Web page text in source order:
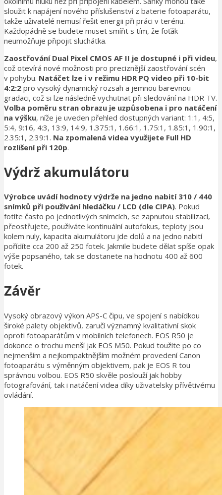
sloužit k napájení nového příslušenství z baterie fotoaparátu,
takže uživatelé nemusí řešit energii při práci v terénu.
Každopádně se budete muset smířit s tím, že foťák
neumožňuje připojit sluchátka.
Zaostřování Dual Pixel CMOS AF II je dostupné i při videu,
což otevírá nové možnosti pro preciznější zaostřování scén
v pohybu. Natáčet lze i v režimu HDR PQ video při 10-bit
4:2:2 pro vysoký dynamický rozsah a jemnou barevnou
gradaci, což si lze následně vychutnat při sledování na HDR TV.
Volba poměru stran obrazu je uzpůsobena i pro natáčení
na výšku, níže je uveden přehled dostupných variant: 1:1, 4:5,
5:4, 9:16, 4:3, 13:9, 14:9, 1.375:1, 1.66:1, 1.75:1, 1.85:1, 1.90:1,
2.35:1, 2.39:1. Na zpomalená videa využijete Full HD
rozlišení při 120p.
Výdrž akumulátoru
Výrobce uvádí hodnoty výdrže na jedno nabití 310 / 440
snímků při používání hledáčku / LCD (dle CIPA). Pokud
fotíte často po jednotlivých snímcích, se zapnutou stabilizací,
přeostřujete, používáte kontinuální autofokus, teploty jsou
kolem nuly, kapacita akumulátoru jde dolů a na jedno nabití
pořídíte cca 200 až 250 fotek. Jakmile budete dělat spíše opak
výše popsaného, tak se dostanete na hodnotu 400 až 600
fotek.
Závěr
Vysoký obrazový výkon APS-C čipu, ve spojení s nabídkou
široké palety objektivů, zaručí významný kvalitativní skok
oproti fotoaparátům v mobilních telefonech. EOS R50 je
dokonce o trochu menší jak EOS M50. Pokud toužíte po co
nejmenším a nejkompaktnějším možném provedení Canon
fotoaparátu s výměnným objektivem, pak je EOS R tou
správnou volbou. EOS R50 skvěle poslouží jak hobby
fotografování, tak i natáčení videa díky uživatelsky přívětivému
ovládání.